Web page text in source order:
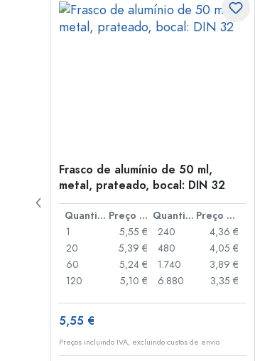
Frasco de alumínio de 50 ml,
metal, prateado, bocal: DIN 32
Quantidade Preço por peça Quantidade
Preço por peça
1
5,55 €
20
5,39 €
60
5,24 €
120
5,10 €
240
4,36 €
480
4,05 €
1.740
3,89 €
6.880
3,35 €
5,55 €
Preços incluindo IVA, excluindo custos de envio